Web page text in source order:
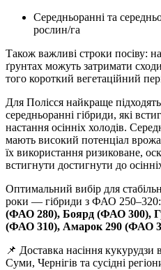
Середньоранні та
рослин/га
Також важливі строки посіву:
ґрунтах можуть затримати
того короткий вегетаційний
Для Полісся найкраще
середньоранні гібриди, які
настання осінніх холодів.
мають високий потенціал
їх використання ризиковане,
встигнути достигнути до
Оптимальний вибір для
роки — гібриди з ФАО 250–320:
(ФАО 280), Боярд (ФАО 300),
(ФАО 310), Амарок 290 (ФАО
📌 Доставка насіння
Суми, Чернігів та сусідні